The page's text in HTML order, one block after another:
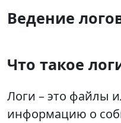
Ведение
Что такое
Логи – это файлы
информацию о